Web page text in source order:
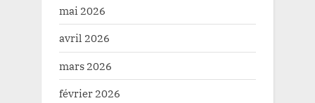
mai 2026
avril 2026
mars 2026
février 2026